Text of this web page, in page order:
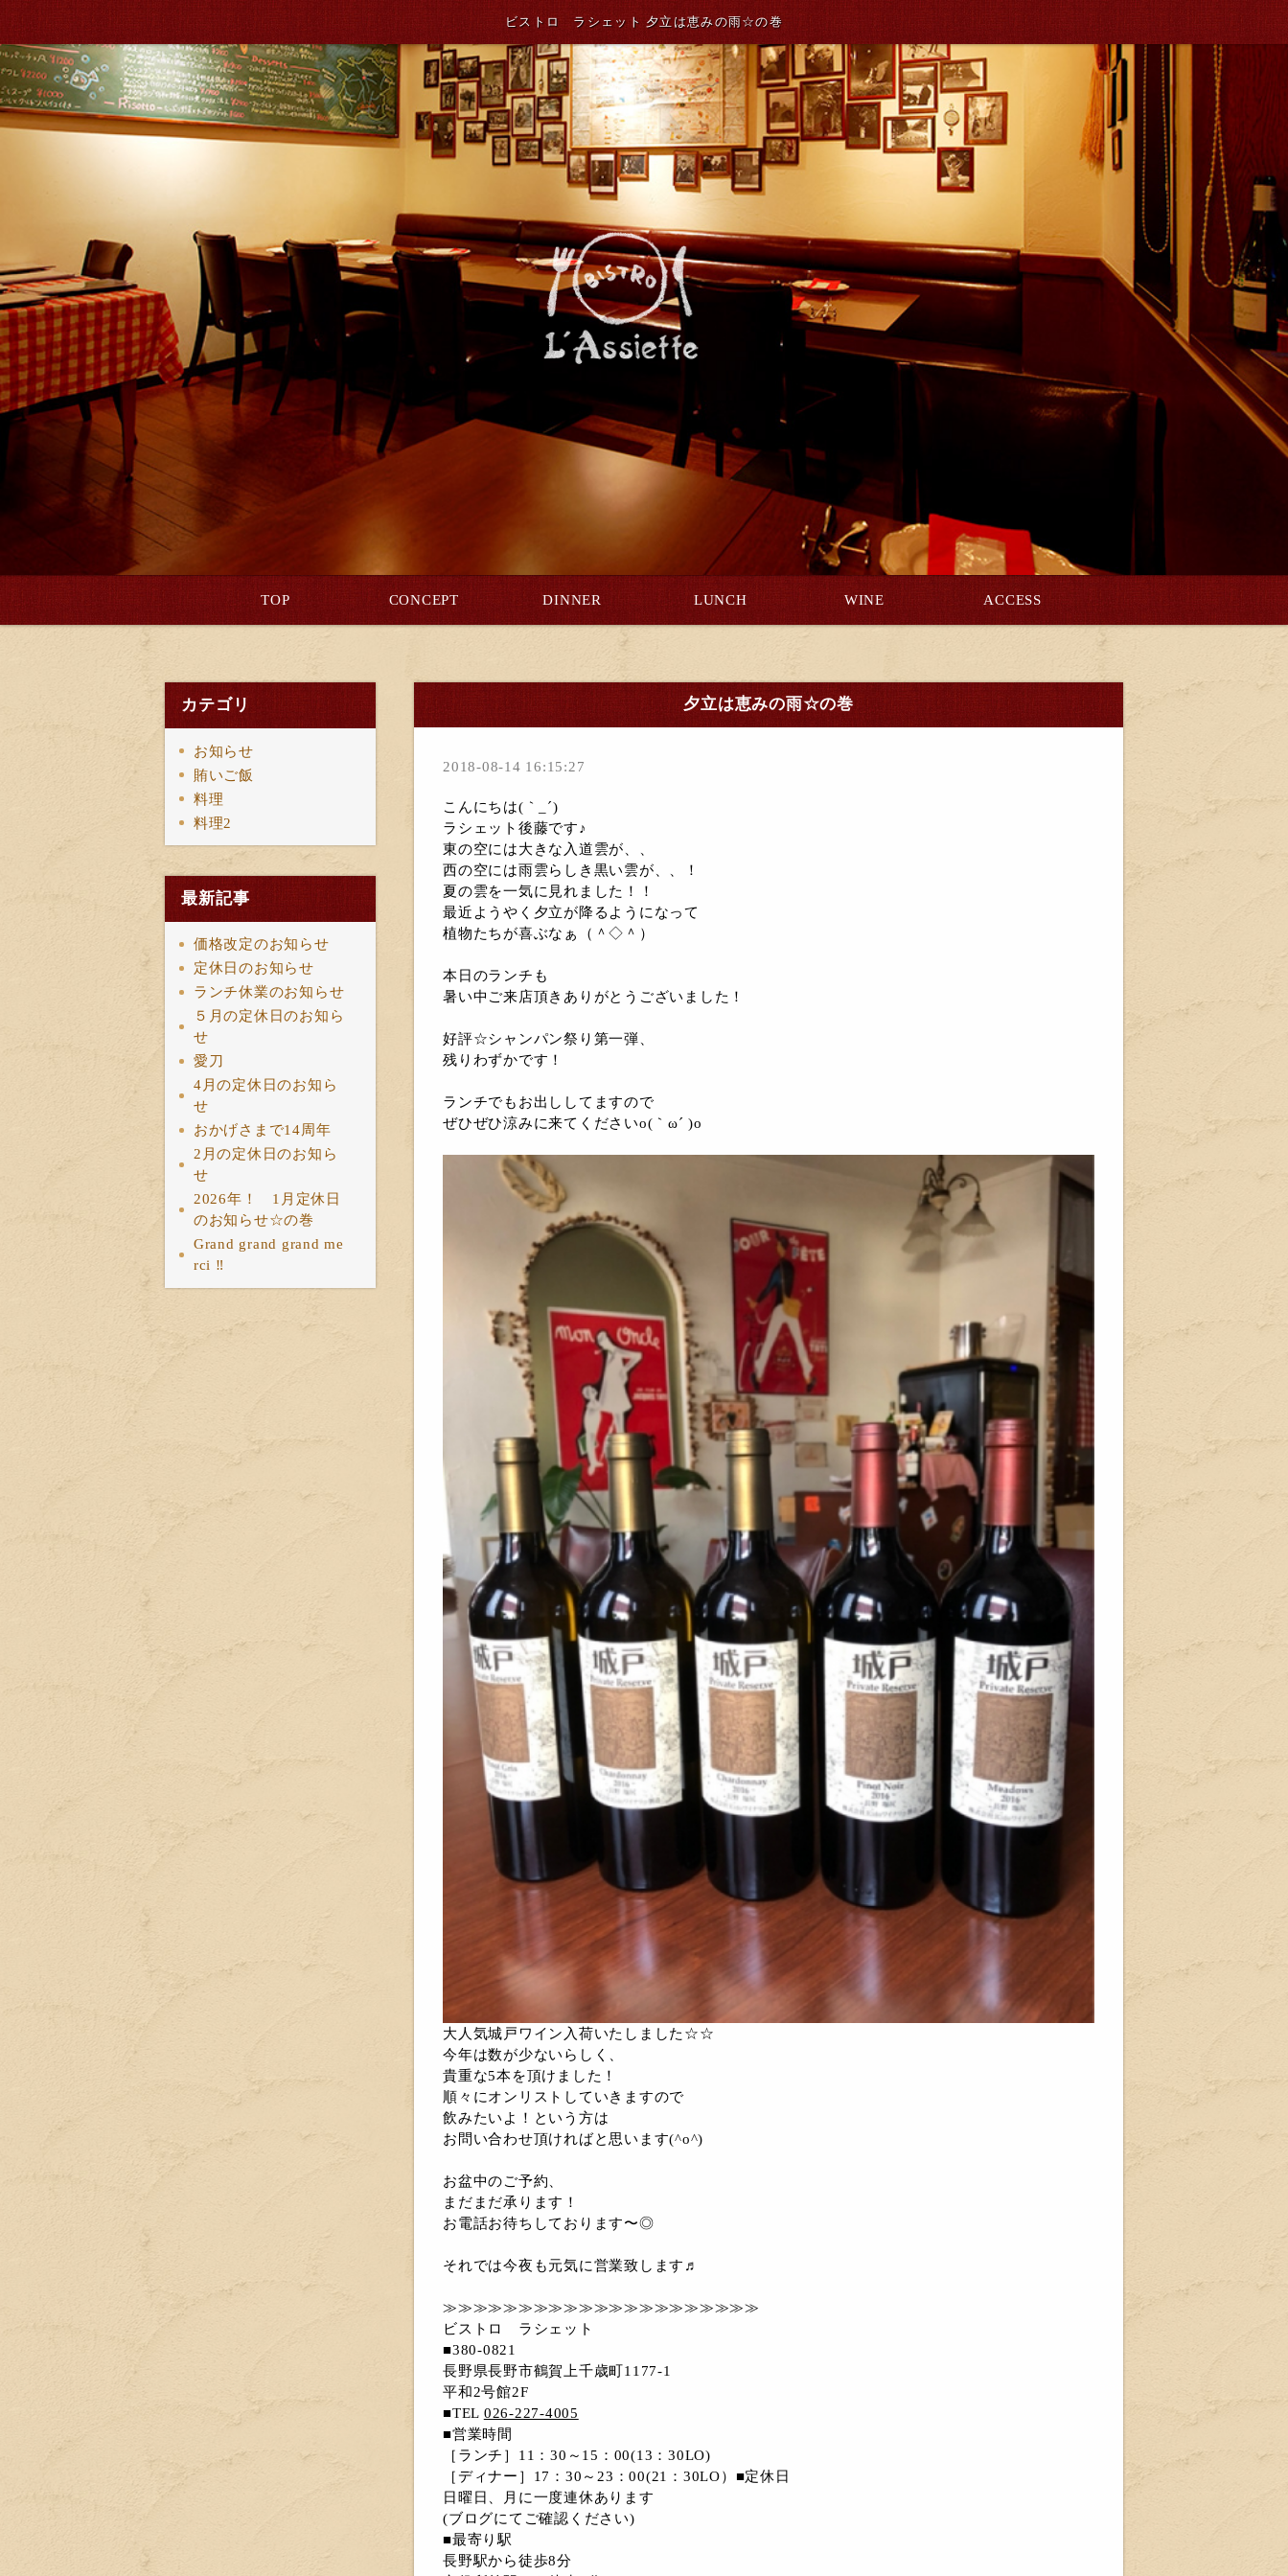
ビストロ ラシェット 夕立は恵みの雨☆の巻
TOP CONCEPT DINNER LUNCH WINE ACCESS
カテゴリ
お知らせ
賄いご飯
料理
料理2
最新記事
価格改定のお知らせ
定休日のお知らせ
ランチ休業のお知らせ
５月の定休日のお知ら
せ
愛刀
4月の定休日のお知ら
せ
おかげさまで14周年
2月の定休日のお知ら
せ
2026年！ 1月定休日
のお知らせ☆の巻
Grand grand grand me
rci ‼︎
夕立は恵みの雨☆の巻
2018-08-14 16:15:27
こんにちは(｀_´)ゞ
ラシェット後藤です♪
東の空には大きな入道雲が、、
西の空には雨雲らしき黒い雲が、、！
夏の雲を一気に見れました！！
最近ようやく夕立が降るようになって
植物たちが喜ぶなぁ（＾◇＾）
本日のランチも
暑い中ご来店頂きありがとうございました！
好評☆シャンパン祭り第一弾、
残りわずかです！
ランチでもお出ししてますので
ぜひぜひ涼みに来てくださいo(｀ω´ )o
大人気城戸ワイン入荷いたしました☆☆
今年は数が少ないらしく、
貴重な5本を頂けました！
順々にオンリストしていきますので
飲みたいよ！という方は
お問い合わせ頂ければと思います(^o^)
お盆中のご予約、
まだまだ承ります！
お電話お待ちしております〜◎
それでは今夜も元気に営業致します♬
≫≫≫≫≫≫≫≫≫≫≫≫≫≫≫≫≫≫≫≫≫
ビストロ ラシェット
■380-0821
長野県長野市鶴賀上千歳町1177-1
平和2号館2F
■TEL 026-227-4005
■営業時間
［ランチ］11：30～15：00(13：30LO)
［ディナー］17：30～23：00(21：30LO）■定休日
日曜日、月に一度連休あります
(ブログにてご確認ください)
■最寄り駅
長野駅から徒歩8分